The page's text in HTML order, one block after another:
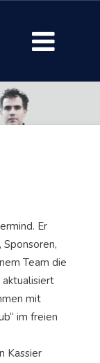
Er
Team die
aktualisiert
mit
im freien
Kassier